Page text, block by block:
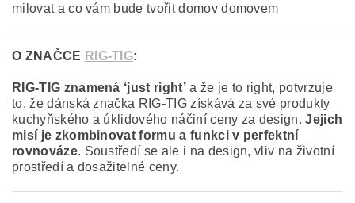
milovat a co vám bude tvořit domov domovem
O ZNAČCE RIG-TIG:
RIG-TIG znamená ‘just right’a že je to right, potvrzuje
to, že dánská značka RIG-TIG získává za své produkty
kuchyňského a úklidového náčiní ceny za design.Jejich
misí je zkombinovat formu a funkci v perfektní
rovnováze. Soustředí se ale i na design, vliv na životní
prostředí a dosažitelné ceny.